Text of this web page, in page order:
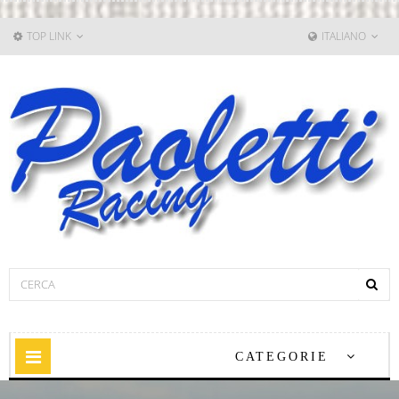
TOP LINK ITALIANO
CATEGORIE
Navigazione
Toggle